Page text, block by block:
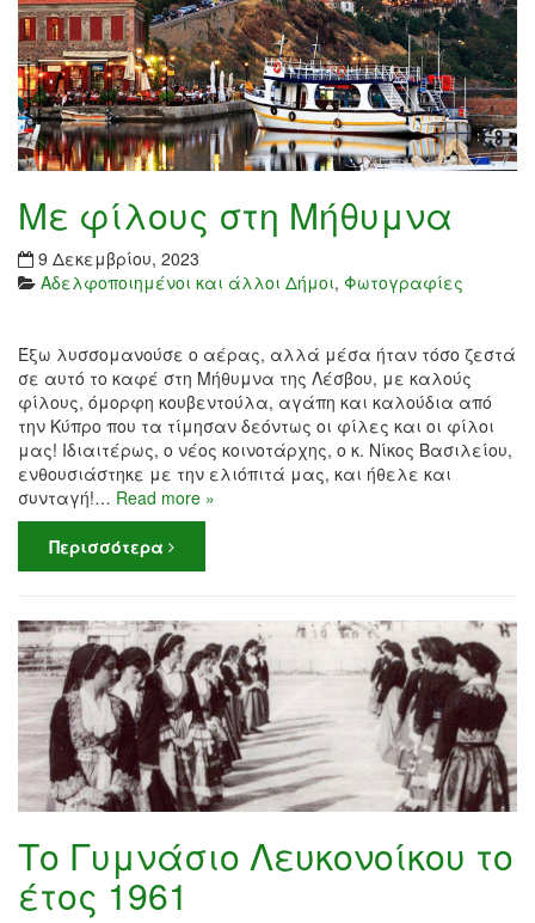
Με φίλους στη Μήθυμνα
9 Δεκεμβρίου, 2023
Αδελφοποιημένοι και άλλοι Δήμοι, Φωτογραφίες
Έξω λυσσομανούσε ο αέρας, αλλά μέσα ήταν τόσο ζεστά
σε αυτό το καφέ στη Μήθυμνα της Λέσβου, με καλούς
φίλους, όμορφη κουβεντούλα, αγάπη και καλούδια από
την Κύπρο που τα τίμησαν δεόντως οι φίλες και οι φίλοι
μας! Ιδιαιτέρως, ο νέος κοινοτάρχης, ο κ. Νίκος Βασιλείου,
ενθουσιάστηκε με την ελιόπιτά μας, και ήθελε και
συνταγή!… Read more »
Περισσότερα
Το Γυμνάσιο Λευκονοίκου το
έτος 1961